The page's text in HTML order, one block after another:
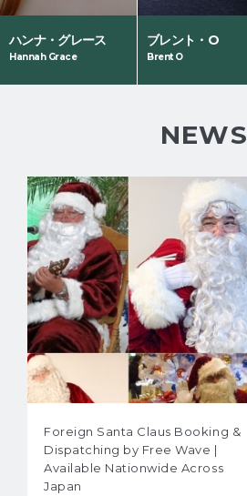
NHK "Radio
Business
「Dive in
Tokyo」
ハンナ・グレース
Hannah Grace
NHHK WORLD
「Japanplogy
ブレント・O
Brent O
NEWS
Foreign Santa Claus Booking &
Dispatching by Free Wave |
Available Nationwide Across
Japan